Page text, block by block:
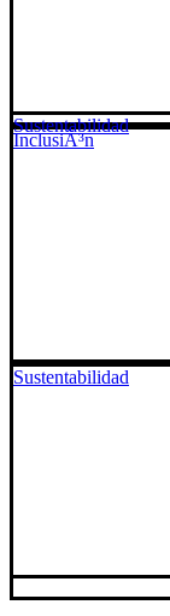
InclusiÃ³n
Sustentabilidad
Sustentabilidad